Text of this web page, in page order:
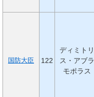
国防大臣 122
ディミトリ
ス・アブラ
モポラス